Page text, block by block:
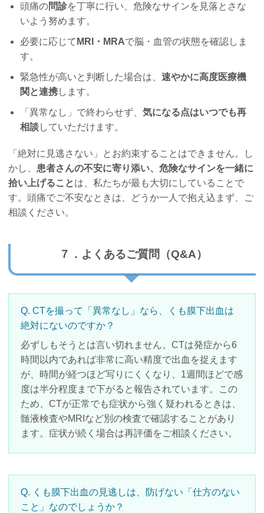
頭痛の問診を丁寧に行い、危険なサインを見落とさな
いよう努めます。
必要に応じて MRI・MRAで脳・血管の状態を確認しま
す。
緊急性が高いと判断した場合は、速やかに高度医療機
関と連携します。
「異常なし」で終わらせず、気になる点はいつでも再
相談していただけます。
「絶対に見逃さない」とお約束することはできません。し
かし、患者さんの不安に寄り添い、危険なサインを一緒に
拾い上げることは、私たちが最も大切にしていることで
す。頭痛でご不安なときは、どうか一人で抱え込まず、ご
相談ください。
７．よくあるご質問（Q&A）
Q. CTを撮って「異常なし」なら、くも膜下出血は
絶対にないのですか？
必ずしもそうとは言い切れません。CTは発症から6
時間以内であれば非常に高い精度で出血を捉えます
が、時間が経つほど写りにくくなり、1週間ほどで感
度は半分程度まで下がると報告されています。この
ため、CTが正常でも症状から強く疑われるときは、
髄液検査やMRIなど別の検査で確認することがあり
ます。症状が続く場合は再評価をご相談ください。
Q. くも膜下出血の見逃しは、防げない「仕方のない
こと」なのでしょうか？